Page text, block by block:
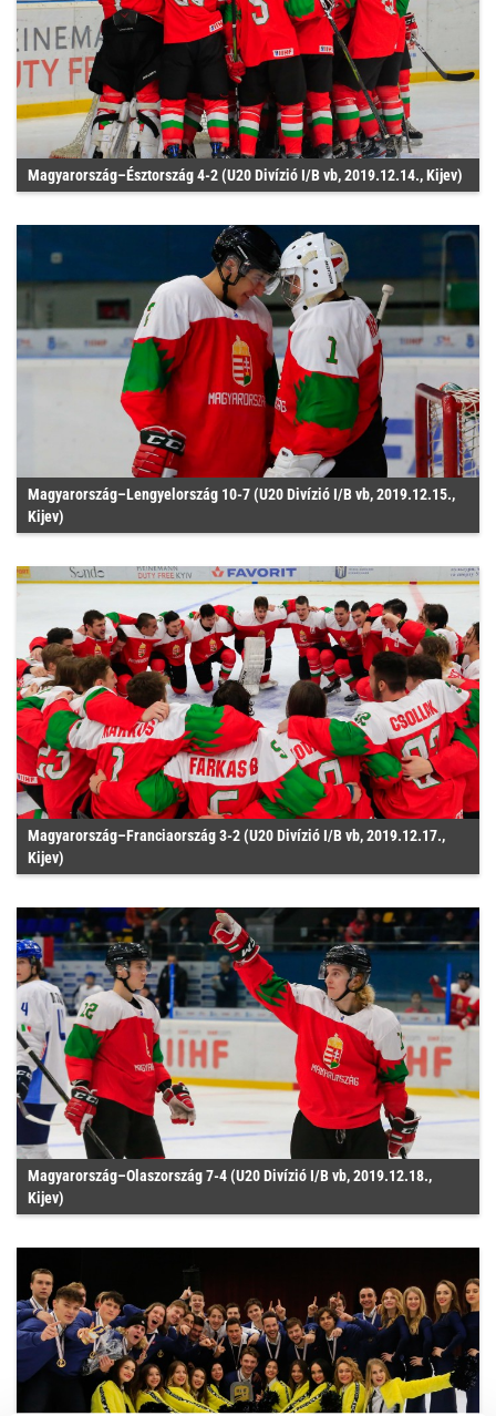
Magyarország–Észtország 4-2 (U20 Divízió I/B vb, 2019.12.14., Kijev)
Magyarország–Lengyelország 10-7 (U20 Divízió I/B vb, 2019.12.15.,
Kijev)
Magyarország–Franciaország 3-2 (U20 Divízió I/B vb, 2019.12.17.,
Kijev)
Magyarország–Olaszország 7-4 (U20 Divízió I/B vb, 2019.12.18.,
Kijev)